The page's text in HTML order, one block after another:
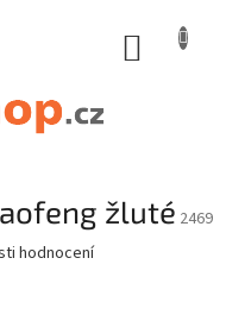
žluté 2469
hodnocení